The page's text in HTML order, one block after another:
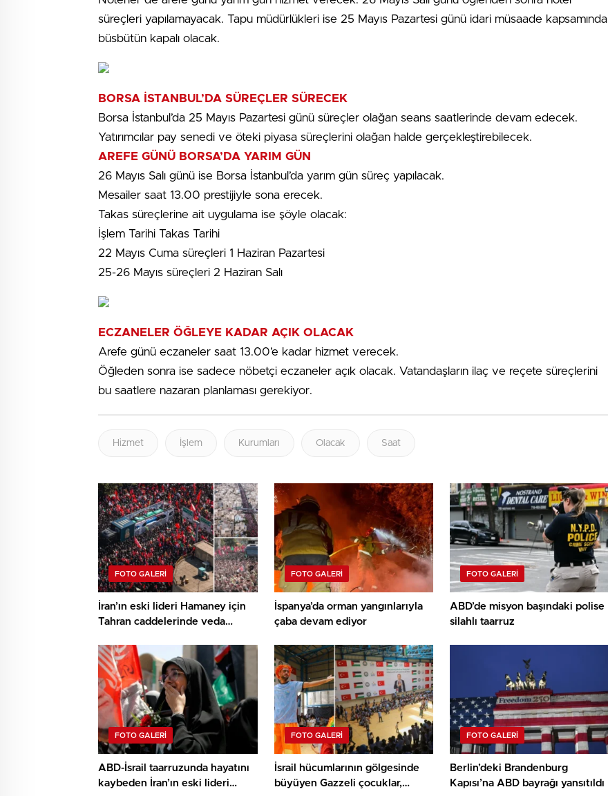
süreçleri yapılamayacak. Tapu müdürlükleri ise 25 Mayıs Pazartesi günü idari müsaade kapsamında
büsbütün kapalı olacak.
BORSA İSTANBUL’DA SÜREÇLER SÜRECEK
Borsa İstanbul’da 25 Mayıs Pazartesi günü süreçler olağan seans saatlerinde devam edecek.
Yatırımcılar pay senedi ve öteki piyasa süreçlerini olağan halde gerçekleştirebilecek.
AREFE GÜNÜ BORSA’DA YARIM GÜN
26 Mayıs Salı günü ise Borsa İstanbul’da yarım gün süreç yapılacak.
Mesailer saat 13.00 prestijiyle sona erecek.
Takas süreçlerine ait uygulama ise şöyle olacak:
İşlem Tarihi Takas Tarihi
22 Mayıs Cuma süreçleri 1 Haziran Pazartesi
25-26 Mayıs süreçleri 2 Haziran Salı
ECZANELER ÖĞLEYE KADAR AÇIK OLACAK
Arefe günü eczaneler saat 13.00’e kadar hizmet verecek.
Öğleden sonra ise sadece nöbetçi eczaneler açık olacak. Vatandaşların ilaç ve reçete süreçlerini
bu saatlere nazaran planlaması gerekiyor.
Hizmet İşlem Kurumları Olacak Saat
FOTO GALERI
İran’ın eski lideri Hamaney için
Tahran caddelerinde veda
FOTO GALERI
İspanya’da orman yangınlarıyla
çaba devam ediyor
FOTO GALERI
ABD’de misyon başındaki polise
silahlı taarruz
FOTO GALERI
ABD-İsrail taarruzunda hayatını
kaybeden İran’ın eski lideri
FOTO GALERI
İsrail hücumlarının gölgesinde
büyüyen Gazzeli çocuklar,
FOTO GALERI
Berlin’deki Brandenburg
Kapısı’na ABD bayrağı yansıtıldı